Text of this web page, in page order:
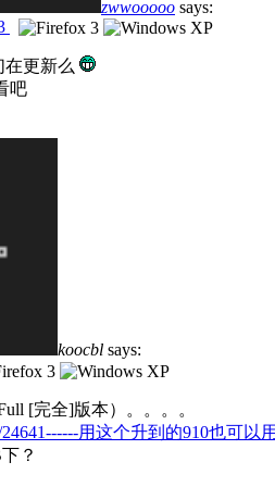
zwwooooo says:
更新么
吧
koocbl says:
[完全]版本）。。。。
24641------用这个升到的910也可以
？